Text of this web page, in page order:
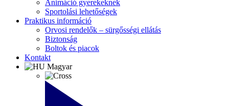
Animáció gyerekeknek
Sportolási lehetőségek
Praktikus információ
Orvosi rendelők – sürgősségi ellátás
Biztonság
Boltok és piacok
Kontakt
Magyar